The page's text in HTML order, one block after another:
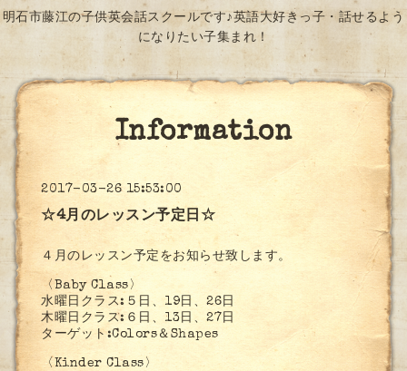
明石市藤江の子供英会話スクールです♪英語大好きっ子・話せるよう
になりたい子集まれ！
Information
2017-03-26 15:53:00
☆4月のレッスン予定日☆
４月のレッスン予定をお知らせ致します。
〈Baby Class〉
水曜日クラス:５日、19日、26日
木曜日クラス:６日、13日、27日
ターゲット:Colors＆Shapes
〈Kinder Class〉